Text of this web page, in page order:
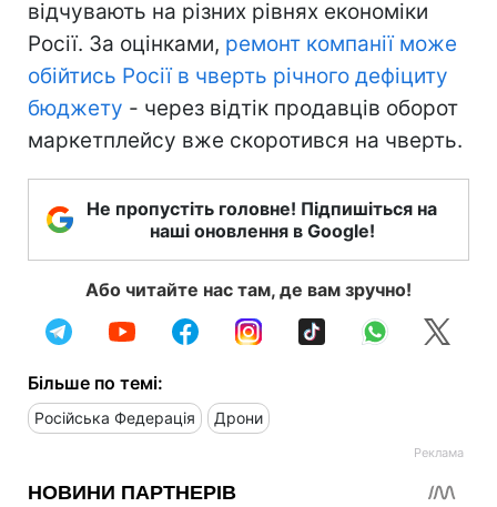
відчувають на різних рівнях економіки
Росії. За оцінками, ремонт компанії може
обійтись Росії в чверть річного дефіциту
бюджету - через відтік продавців оборот
маркетплейсу вже скоротився на чверть.
Не пропустіть головне! Підпишіться на
наші оновлення в Google!
Або читайте нас там, де вам зручно!
Більше по темі:
Російська Федерація Дрони